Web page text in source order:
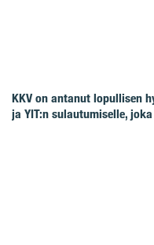
KKV on antanut lopullisen
ja YIT:n sulautumiselle,